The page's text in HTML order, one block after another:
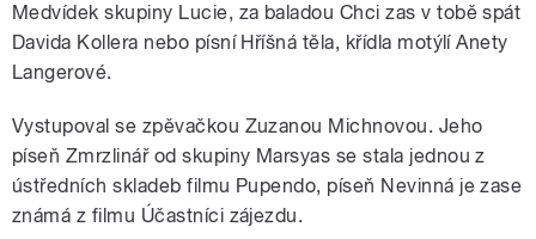
Medvídek skupiny Lucie, za baladou Chci zas v tobě spát
Davida Kollera nebo písní Hříšná těla, křídla motýlí Anety
Langerové.
Vystupoval se zpěvačkou Zuzanou Michnovou. Jeho
píseň Zmrzlinář od skupiny Marsyas se stala jednou z
ústředních skladeb filmu Pupendo, píseň Nevinná je zase
známá z filmu Účastníci zájezdu.